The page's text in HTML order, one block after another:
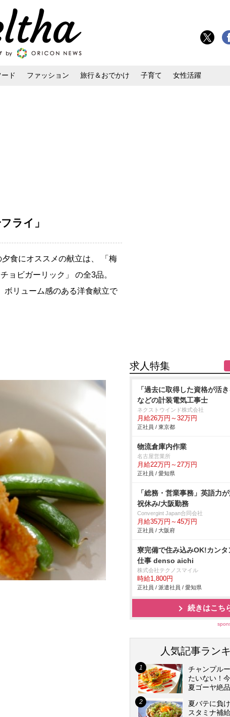
ード ファッション 旅行＆おでかけ 子育て 女性活躍
ライ」
食にオススメの献立は、 「梅
ョビガーリック」 の全3品。
ボリューム感のある洋食献立で
求人特集
「過去に取得した資格が活
などの計装電気工事士
ネクストウインド株式会社
月給26万円～32万円
正社員 / 東京都
物流倉庫内作業
名古屋営業所
月給22万円～27万円
正社員 / 愛知県
「総務・営業事務」英語力
祝休み/大阪勤務
Convergint Japan合同会社
月給35万円～45万円
正社員 / 大阪府
寮完備で住み込みOK!カンタ
仕事 denso aichi
株式会社テクノスマイル
時給1,800円
正社員 / 派遣社員 / 愛知県
続きはこち
人気記事ラン
チャンプル
たいない！
夏ゴーヤ絶
夏バテに負
スタミナ補